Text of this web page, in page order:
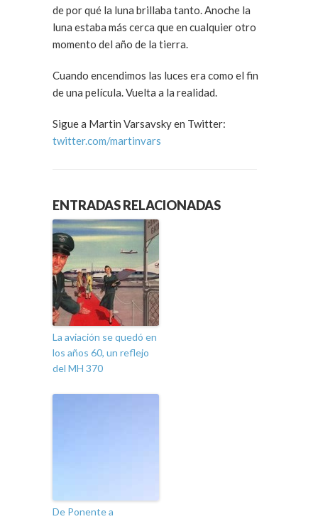
de por qué la luna brillaba tanto. Anoche la
luna estaba más cerca que en cualquier otro
momento del año de la tierra.
Cuando encendimos las luces era como el fin
de una película. Vuelta a la realidad.
Sigue a Martin Varsavsky en Twitter:
twitter.com/martinvars
ENTRADAS RELACIONADAS
La aviación se quedó en
los años 60, un reflejo
del MH 370
De Ponente a